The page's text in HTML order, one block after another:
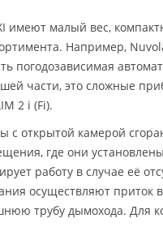
имеют малый вес,
Например,
погодозависимая
части, это сложные
2 i (Fi).
с открытой камерой
где они
работу в случае её
осуществляют приток
трубу дымохода. Для